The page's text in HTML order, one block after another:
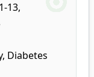
13,
Diabetes